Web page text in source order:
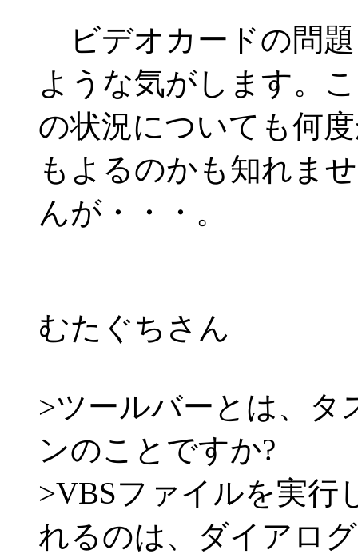
ビデオカードの問
ような気がします。こ
の状況についても何
もよるのかも知れませ
んが・・・。
むたぐちさん
>ツールバーとは、タ
ンのことですか?
>VBSファイルを実行
れるのは、ダイアロ